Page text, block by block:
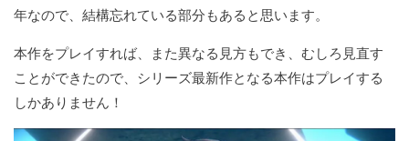
年なので、結構忘れている部分もあると思います。
本作をプレイすれば、また異なる見方もでき、むしろ見直す
ことができたので、シリーズ最新作となる本作はプレイする
しかありません！